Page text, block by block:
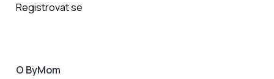
Registrovat se
O ByMom